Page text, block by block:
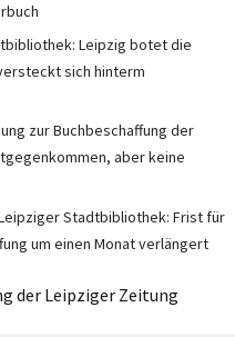
Leipzig botet die
sich hinterm
zur Buchbeschaffung der
aber keine
Stadtbibliothek: Frist für
um einen Monat verlängert
der Leipziger Zeitung